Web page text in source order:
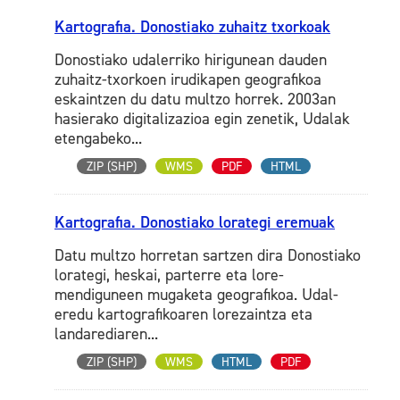
Kartografia. Donostiako zuhaitz txorkoak
Donostiako udalerriko hirigunean dauden
zuhaitz-txorkoen irudikapen geografikoa
eskaintzen du datu multzo horrek. 2003an
hasierako digitalizazioa egin zenetik, Udalak
etengabeko...
ZIP (SHP) WMS PDF HTML
Kartografia. Donostiako lorategi eremuak
Datu multzo horretan sartzen dira Donostiako
lorategi, heskai, parterre eta lore-
mendiguneen mugaketa geografikoa. Udal-
eredu kartografikoaren lorezaintza eta
landarediaren...
ZIP (SHP) WMS HTML PDF